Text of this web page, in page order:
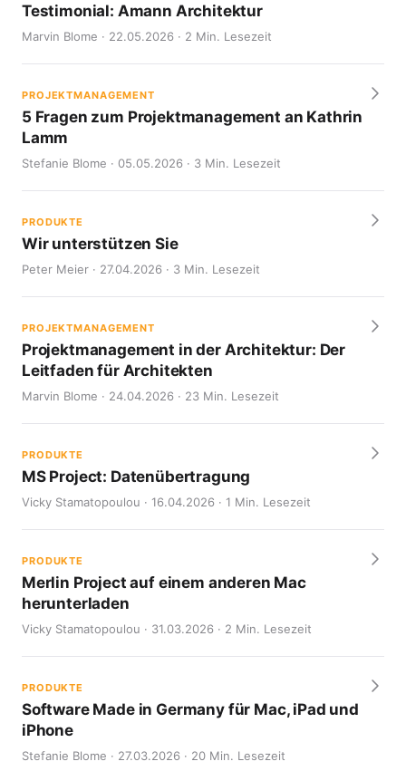
Testimonial: Amann Architektur
Marvin Blome · 22.05.2026 · 2 Min. Lesezeit
PROJEKTMANAGEMENT
5 Fragen zum Projektmanagement an Kathrin
Lamm
Stefanie Blome · 05.05.2026 · 3 Min. Lesezeit
PRODUKTE
Wir unterstützen Sie
Peter Meier · 27.04.2026 · 3 Min. Lesezeit
PROJEKTMANAGEMENT
Projektmanagement in der Architektur: Der
Leitfaden für Architekten
Marvin Blome · 24.04.2026 · 23 Min. Lesezeit
PRODUKTE
MS Project: Datenübertragung
Vicky Stamatopoulou · 16.04.2026 · 1 Min. Lesezeit
PRODUKTE
Merlin Project auf einem anderen Mac
herunterladen
Vicky Stamatopoulou · 31.03.2026 · 2 Min. Lesezeit
PRODUKTE
Software Made in Germany für Mac, iPad und
iPhone
Stefanie Blome · 27.03.2026 · 20 Min. Lesezeit